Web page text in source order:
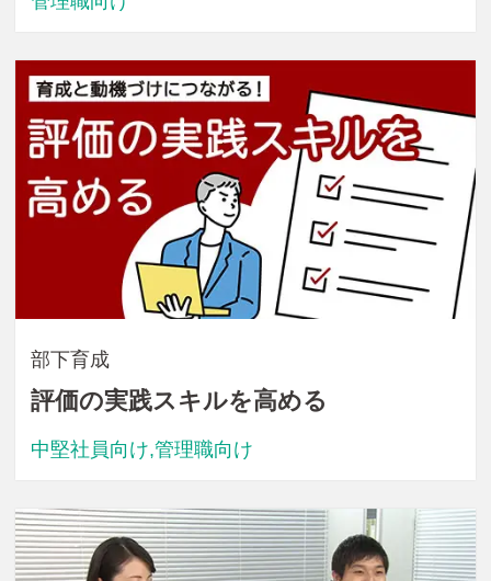
部下育成
評価の実践スキルを高める
中堅社員向け,管理職向け